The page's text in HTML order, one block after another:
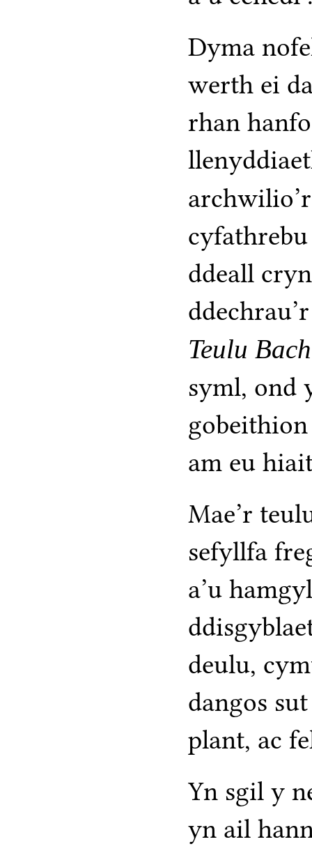
Dyma
werth ei
rhan
ddeall
Teulu
syml, ond
am eu
Mae’r
sefyllfa
a’u
deulu,
dangos
plant, ac
Yn sgil y
yn ail